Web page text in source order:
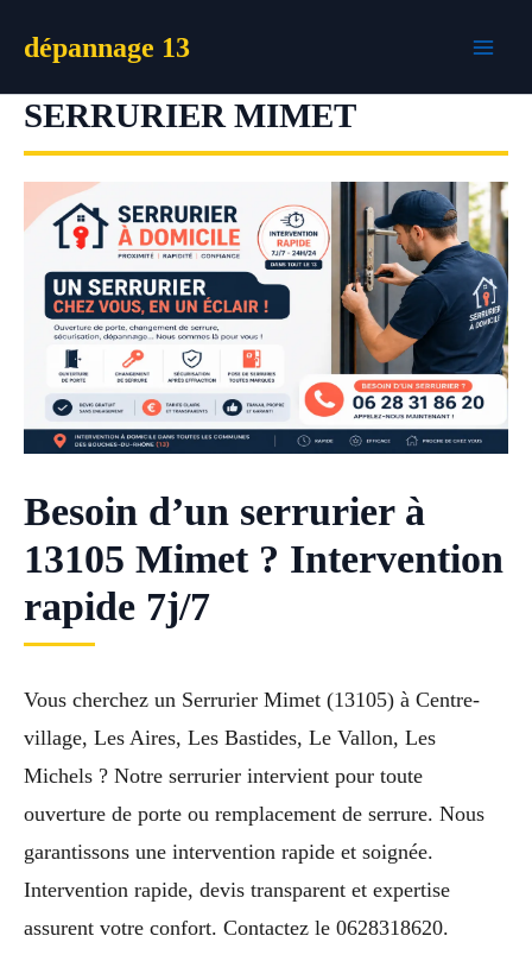
dépannage 13
SERRURIER MIMET
Besoin d’un serrurier à
13105 Mimet ? Intervention
rapide 7j/7
Vous cherchez un Serrurier Mimet (13105) à Centre-
village, Les Aires, Les Bastides, Le Vallon, Les
Michels ? Notre serrurier intervient pour toute
ouverture de porte ou remplacement de serrure. Nous
garantissons une intervention rapide et soignée.
Intervention rapide, devis transparent et expertise
assurent votre confort. Contactez le 0628318620.